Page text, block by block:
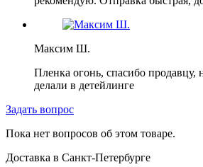
Максим Ш.
Пленка огонь, спасибо продавцу,
делали в детейлинге
Задать вопрос
Пока нет вопросов об этом товаре.
Доставка в Санкт-Петербурге